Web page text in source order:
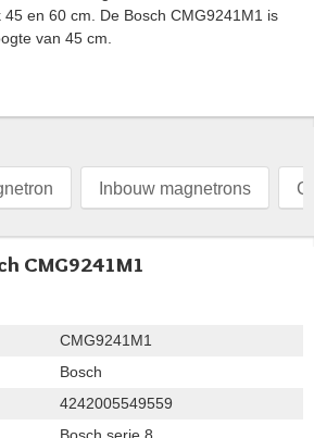
en 60 cm. De Bosch CMG9241M1 is
van 45 cm.
Inbouw magnetrons
CMG9241M1
CMG9241M1
Bosch
4242005549559
Bosch serie 8